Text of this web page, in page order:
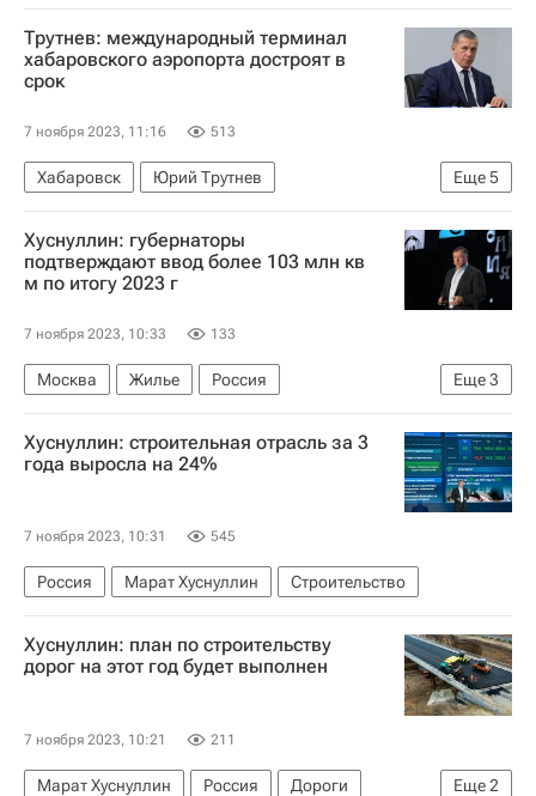
Федеральная антимонопольная служба (ФАС России)
Новолипецкий металлургический комбинат
Виктор Евтухов
Стройматериалы
Цены
Трутнев: международный терминал
хабаровского аэропорта достроят в
срок
7 ноября 2023, 11:16 513
Еще5
Хабаровск
Юрий Трутнев
Михаил Дегтярев
Россия
Хабаровский аэропорт
Строительство
Инфраструктура
Хуснуллин: губернаторы
подтверждают ввод более 103 млн кв
м по итогу 2023 г
7 ноября 2023, 10:33 133
Еще3
Москва Жилье
Россия
Ленинградская область
Марат Хуснуллин
Строительство
Хуснуллин: строительная отрасль за 3
года выросла на 24%
7 ноября 2023, 10:31 545
Россия Марат Хуснуллин Строительство
Хуснуллин: план по строительству
дорог на этот год будет выполнен
7 ноября 2023, 10:21 211
Еще2
Марат Хуснуллин Россия
Дороги